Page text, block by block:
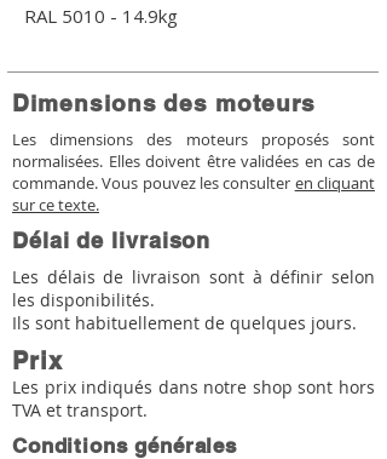
RAL 5010 - 14.9kg
Dimensions des moteurs
Les dimensions des moteurs proposés sont
normalisées. Elles doivent être validées en cas de
commande. Vous pouvez les consulter en cliquant
sur ce texte.
Délai de livraison
Les délais de livraison sont à définir selon
les disponibilités.
Ils sont habituellement de quelques jours.
Prix
Les prix indiqués dans notre shop sont hors
TVA et transport.
Conditions générales